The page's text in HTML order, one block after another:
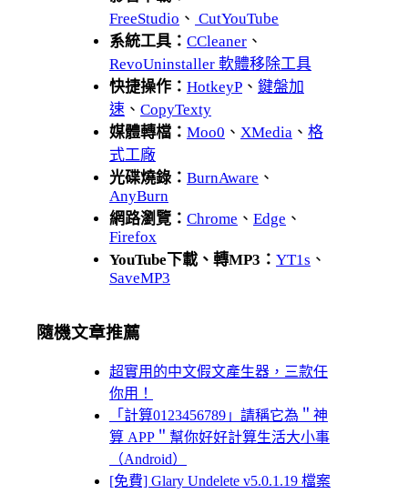
FreeStudio 、 CutYouTube
系統工具： CCleaner 、
RevoUninstaller 軟體移除工具
快捷操作： HotkeyP 、 鍵盤加
速 、 CopyTexty
媒體轉檔： Moo0 、 XMedia 、 格
式工廠
光碟燒錄： BurnAware 、
AnyBurn
網路瀏覽： Chrome 、 Edge 、
Firefox
YouTube下載、轉MP3： YT1s 、
SaveMP3
隨機文章推薦
超實用的中文假文產生器，三款任
你用！
「計算0123456789」請稱它為＂神
算 APP＂幫你好好計算生活大小事
（Android）
[免費] Glary Undelete v5.0.1.19 檔案